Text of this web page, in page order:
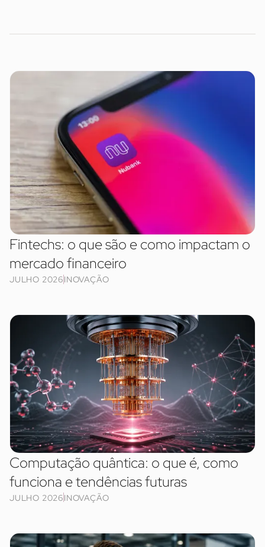
Fintechs: o que são e como impactam o
mercado financeiro
JULHO 2026INOVAÇÃO
Computação quântica: o que é, como
funciona e tendências futuras
JULHO 2026INOVAÇÃO